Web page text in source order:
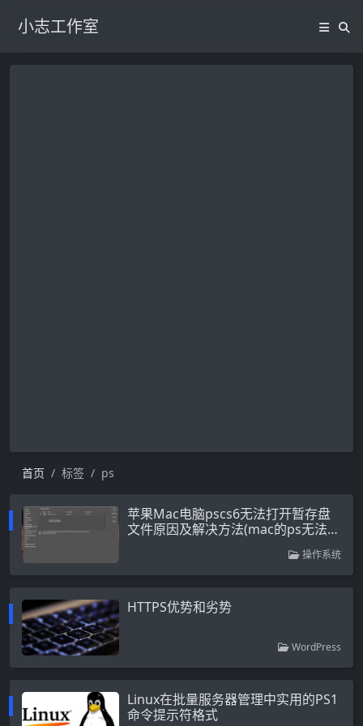
小志工作室
首页 标签 ps
苹果Mac电脑pscs6无法打开暂存盘
文件原因及解决方法(mac的ps无法更
操作系统
HTTPS优势和劣势
WordPress
Linux在批量服务器管理中实用的PS1
命令提示符格式